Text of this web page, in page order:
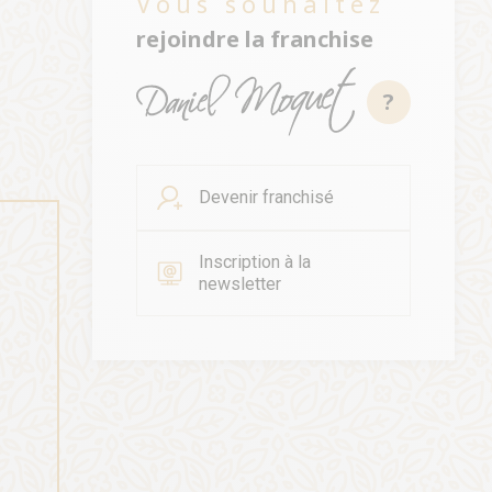
rejoindre la franchise
?
Devenir franchisé
Inscription à la
newsletter